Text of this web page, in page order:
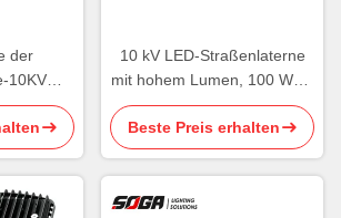
der
10KV
50 des
10 kV LED-Straßenlaterne
mit hohem Lumen, 100 Watt,
wasserdicht, 5000 K CCT
Beste Preis erhalten